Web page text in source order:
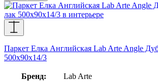
Паркет Елка Английская Lab Arte Angle
500х90х14/3
Бренд:
Lab Arte